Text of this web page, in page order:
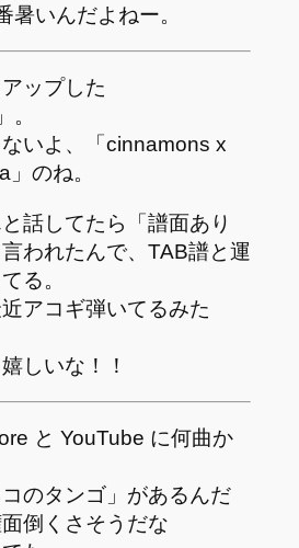
暑いんだよねー。
ップした
。
いよ、「cinnamons x
のね。
話してたら「譜面あり
われたんで、TAB譜と運
る。
アコギ弾いてるみた
しいな！！
と YouTube に何曲か
のタンゴ」があるんだ
倒くさそうだな